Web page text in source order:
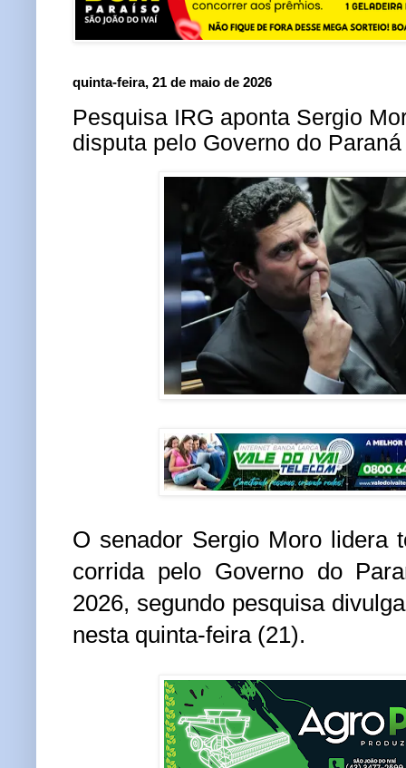
quinta-feira, 21 de maio de 2026
Pesquisa IRG aponta Sergio
disputa pelo Governo do Paraná
O senador Sergio Moro lidera
corrida pelo Governo do
2026, segundo pesquisa
nesta quinta-feira (21).